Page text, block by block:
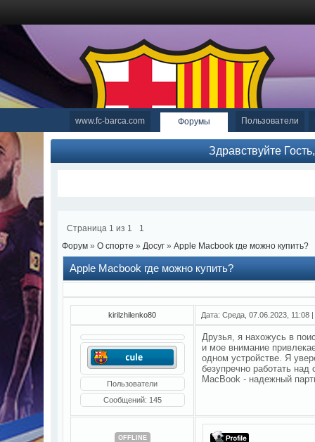
www.fc-barca.com Форумы Пользователи
Здравствуйте
Страница 1 из 1
1
Форум » О спорте » Досуг » Apple Macbook где можно купить?
Apple Macbook где можно купить?
kirilzhilenko80 Дата: Среда, 07.06.2023,
Пользователи
Сообщений: 145
Друзья, я нахожусь в
и мое внимание
одном устройстве. Я
безупречно работать
MacBook - надежный
OFFLINE